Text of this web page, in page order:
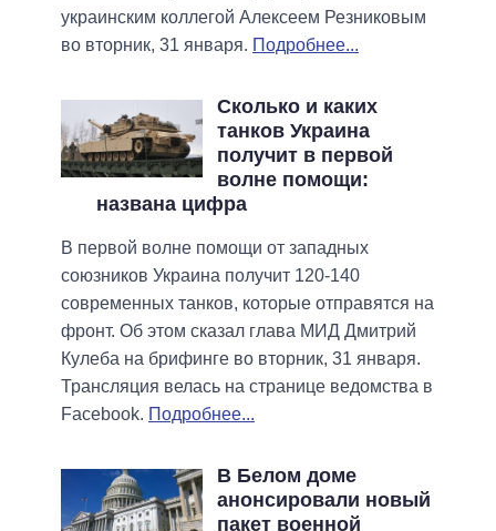
украинским коллегой Алексеем Резниковым
во вторник, 31 января. Подробнее...
Сколько и каких
танков Украина
получит в первой
волне помощи:
названа цифра
В первой волне помощи от западных
союзников Украина получит 120-140
современных танков, которые отправятся на
фронт. Об этом сказал глава МИД Дмитрий
Кулеба на брифинге во вторник, 31 января.
Трансляция велась на странице ведомства в
Facebook. Подробнее...
В Белом доме
анонсировали новый
пакет военной